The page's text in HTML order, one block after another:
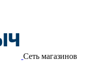
Сеть магазинов